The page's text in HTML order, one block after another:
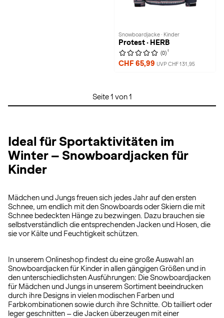
Snowboardjacke · Kinder
Protest · HERB
(0) 1
CHF 65,99 UVP CHF 131,95
Seite 1 von 1
Ideal für Sportaktivitäten im
Winter – Snowboardjacken für
Kinder
Mädchen und Jungs freuen sich jedes Jahr auf den ersten
Schnee, um endlich mit den Snowboards oder Skiern die mit
Schnee bedeckten Hänge zu bezwingen. Dazu brauchen sie
selbstverständlich die entsprechenden Jacken und Hosen, die
sie vor Kälte und Feuchtigkeit schützen.
In unserem Onlineshop findest du eine große Auswahl an
Snowboardjacken für Kinder in allen gängigen Größen und in
den unterschiedlichsten Ausführungen: Die Snowboardjacken
für Mädchen und Jungs in unserem Sortiment beeindrucken
durch ihre Designs in vielen modischen Farben und
Farbkombinationen sowie durch ihre Schnitte. Ob tailliert oder
leger geschnitten – die Jacken überzeugen mit einer